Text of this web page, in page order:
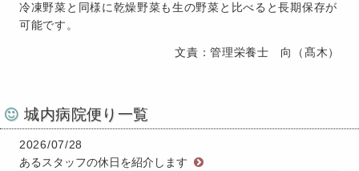
冷凍野菜と同様に乾燥野菜も生の野菜と比べると長期保存が
可能です。
文責：管理栄養士 向（髙木）
城内病院便り一覧
2026/07/28
あるスタッフの休日を紹介します